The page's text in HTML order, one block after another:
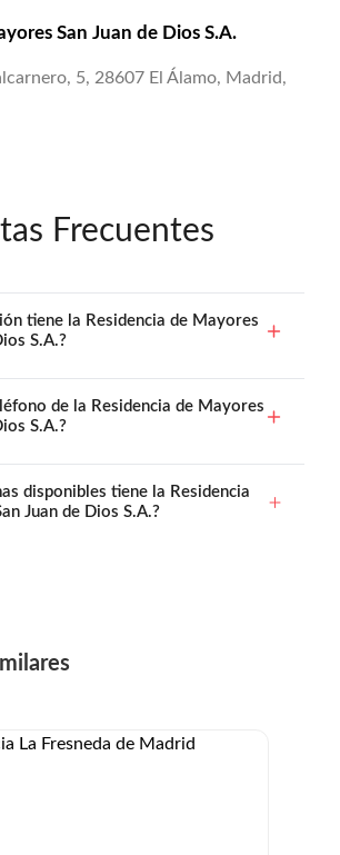
San Juan de Dios S.A.
5, 28607 El Álamo, Madrid,
Frecuentes
tiene la Residencia de Mayores
S.A.?
de la Residencia de Mayores
S.A.?
disponibles tiene la Residencia
Juan de Dios S.A.?